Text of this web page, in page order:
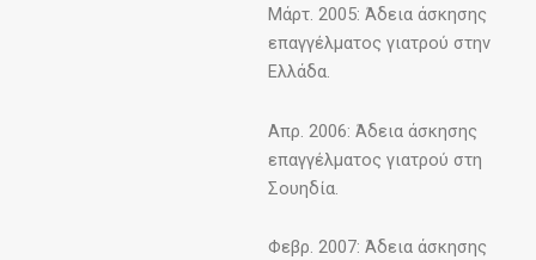
Μάρτ. 2005: Άδεια άσκησης
επαγγέλματος γιατρού στην
Ελλάδα.
Απρ. 2006: Άδεια άσκησης
επαγγέλματος γιατρού στη
Σουηδία.
Φεβρ. 2007: Άδεια άσκησης